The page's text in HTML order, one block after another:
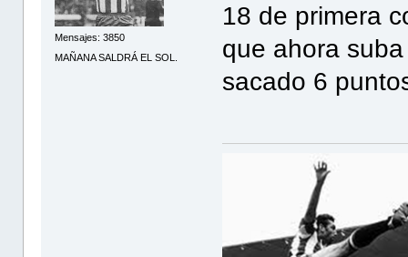
Mensajes: 3850
MAÑANA SALDRÁ EL SOL.
18 de primera
que ahora
sacado 6